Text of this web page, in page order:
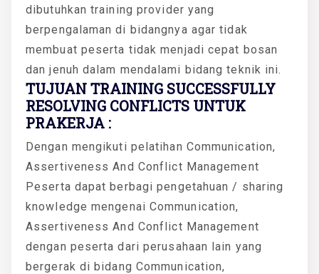
dibutuhkan training provider yang
berpengalaman di bidangnya agar tidak
membuat peserta tidak menjadi cepat bosan
dan jenuh dalam mendalami bidang teknik ini.
TUJUAN TRAINING SUCCESSFULLY
RESOLVING CONFLICTS UNTUK
PRAKERJA :
Dengan mengikuti pelatihan Communication,
Assertiveness And Conflict Management
Peserta dapat berbagi pengetahuan / sharing
knowledge mengenai Communication,
Assertiveness And Conflict Management
dengan peserta dari perusahaan lain yang
bergerak di bidang Communication,